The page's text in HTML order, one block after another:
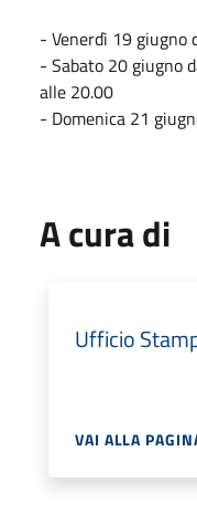
- Venerdì 19 giugno
- Sabato 20 giugno
alle 20.00
- Domenica 21
A cura di
Ufficio
VAI ALLA